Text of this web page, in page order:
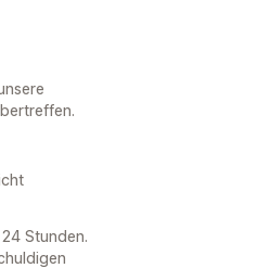
Stunden.